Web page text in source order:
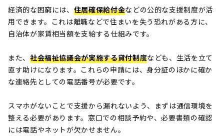
経済的な困窮には、 住居確保給付金などの公的な支援制度が活
用できます。これは離職などで住まいを失う恐れがある方に、
自治体が家賃相当額を支給する仕組みです。
また、 社会福祉協議会が実施する貸付制度なども、生活を立て
直す助けになります。これらの申請には、身分証のほかに確か
な連絡先としての電話番号が必要です。
スマホがないことで支援から漏れないよう、まずは通信環境を
整える必要があります。窓口での相談予約や、必要書類の確認
には電話やネットが欠かせません。